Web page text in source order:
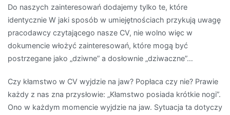
Do naszych zainteresowań dodajemy tylko te, które
identycznie W jaki sposób w umiejętnościach przykują uwagę
pracodawcy czytającego nasze CV, nie wolno więc w
dokumencie włożyć zainteresowań, które mogą być
postrzegane jako „dziwne” a dosłownie „dziwaczne”…
Czy kłamstwo w CV wyjdzie na jaw? Popłaca czy nie? Prawie
każdy z nas zna przysłowie: „Kłamstwo posiada krótkie nogi”.
Ono w każdym momencie wyjdzie na jaw. Sytuacja ta dotyczy